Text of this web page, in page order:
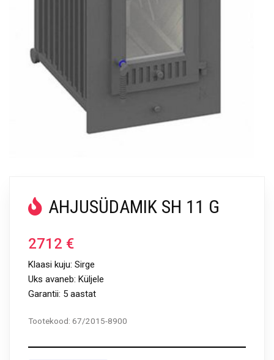
AHJUSÜDAMIK SH 11 G
2712 €
Klaasi kuju: Sirge
Uks avaneb: Küljele
Garantii: 5 aastat
Tootekood: 67/2015-8900